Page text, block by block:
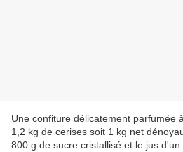
Une confiture délicatement parfumée
1,2 kg de cerises soit 1 kg net
800 g de sucre cristallisé et le jus d'un